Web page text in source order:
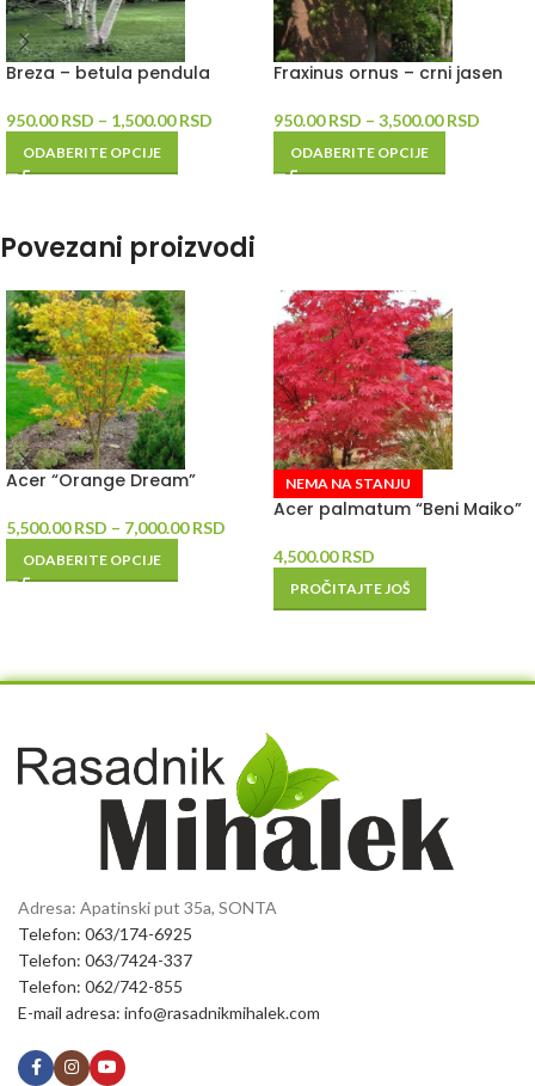
Breza – betula pendula
950.00RSD – 1,500.00RSD
ODABERITE OPCIJE
Fraxinus ornus – crni jasen
950.00RSD – 3,500.00RSD
ODABERITE OPCIJE
Povezani proizvodi
Acer “Orange Dream”
5,500.00RSD – 7,000.00RSD
ODABERITE OPCIJE
NEMA NA STANJU
Acer palmatum “Beni Maiko”
4,500.00RSD
PROČITAJTE JOŠ
Adresa: Apatinski put 35a, SONTA
Telefon: 063/174-6925
Telefon: 063/7424-337
Telefon: 062/742-855
E-mail adresa: info@rasadnikmihalek.com